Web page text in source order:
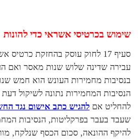
שימוש בכרטיסי אשראי כדי להונות
סעיף 17 לחוק עוסק בהחזקת
עבירה שדינה שלוש שנות מאסר ואם
בנסיבות מחמירות העונש הוא חמש
הנסיבות המחמירות נתונה לשיקול
להחליט אם להגיש כתב אישום נגד
שעבד בעבר בפרקליטות, הנסיבות
להיקף ההונאה, סכום הכסף שנלקח,